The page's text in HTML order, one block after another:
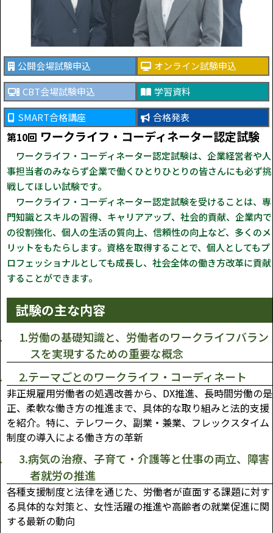
公開会場試験申込
オンライン試験申込
CBT会場試験申込
学習資料
SMART合格講座
合格発表
第10回 ワークライフ・コーディネーター認定試験
ワークライフ・コーディネーター認定試験は、企業経営者や人
事担当者のみならず企業で働くひとりひとりの皆さんにも必ず挑
戦してほしい試験です。
ワークライフ・コーディネーター認定試験を受けることは、専
門知識とスキルの習得、キャリアアップ、社会的貢献、企業内で
の役割強化、個人の生活の質向上、信頼性の向上など、多くのメ
リットをもたらします。資格を取得することで、個人としてもプ
ロフェッショナルとしても成長し、社会全体の働き方改革に貢献
することができます。
試験の主な内容
1.労働の基礎知識と、労働者のワークライフバラン
スを実現するための重要な概念
2.テーマごとのワークライフ・コーディネート
非正規雇用労働者の処遇改善から、DX推進、長時間労働の是
正、柔軟な働き方の推進まで、具体的な取り組みと法的支援
を紹介。特に、テレワーク、副業・兼業、フレックスタイム
制度の導入による働き方の革新
3.病気の治療、子育て・介護等と仕事の両立、障害
者就労の推進
各種支援制度と法律を通じた、労働者が直面する課題に対す
る具体的な対策と、女性活躍の推進や高齢者の就業促進に関
する最新の動向